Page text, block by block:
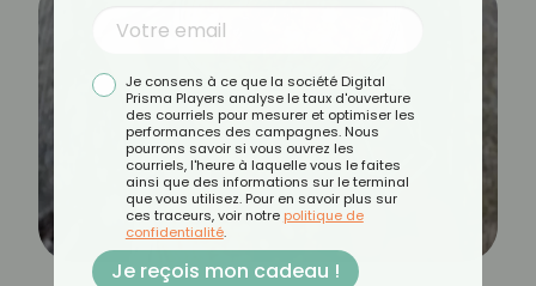
Je consens à ce que la société Digital
Prisma Players analyse le taux d'ouverture
des courriels pour mesurer et optimiser les
performances des campagnes. Nous
pourrons savoir si vous ouvrez les
courriels, l'heure à laquelle vous le faites
ainsi que des informations sur le terminal
que vous utilisez. Pour en savoir plus sur
ces traceurs, voir notre politique de
confidentialité.
Je reçois mon cadeau !